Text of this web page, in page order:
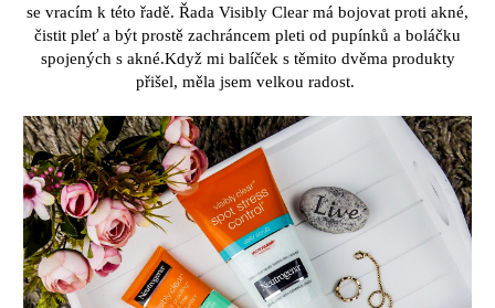
se vracím k této řadě. Řada Visibly Clear má bojovat proti akné,
čistit pleť a být prostě zachráncem pleti od pupínků a boláčku
spojených s akné.Když mi balíček s těmito dvěma produkty
přišel, měla jsem velkou radost.